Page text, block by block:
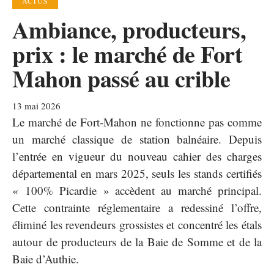
Ambiance, producteurs,
prix : le marché de Fort
Mahon passé au crible
13 mai 2026
Le marché de Fort-Mahon ne fonctionne pas comme
un marché classique de station balnéaire. Depuis
l’entrée en vigueur du nouveau cahier des charges
départemental en mars 2025, seuls les stands certifiés
« 100% Picardie » accèdent au marché principal.
Cette contrainte réglementaire a redessiné l’offre,
éliminé les revendeurs grossistes et concentré les étals
autour de producteurs de la Baie de Somme et de la
Baie d’Authie.